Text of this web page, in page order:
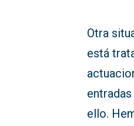
Otra
está
ello.